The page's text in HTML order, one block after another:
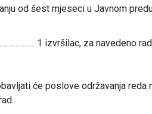
od šest mjeseci u Javnom
1 izvršilac, za navedeno
će poslove održavanja reda